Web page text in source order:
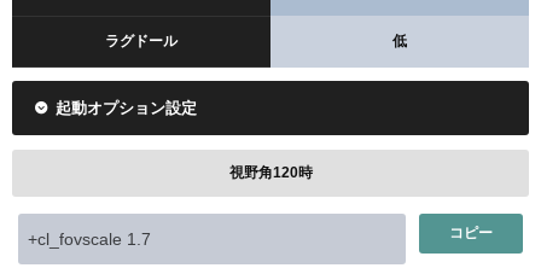
ラグドール 低
起動オプション設定
視野角120時
コピー